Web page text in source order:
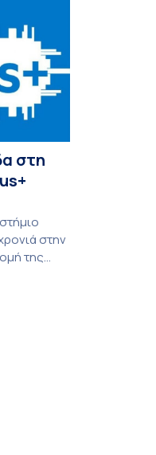
της
στη
στην
της